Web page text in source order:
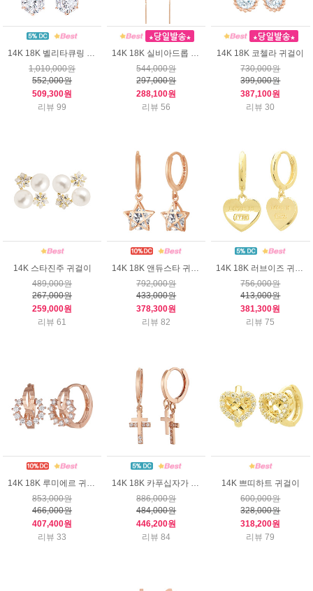
14K 18K 벨리타큐링 귀걸이
1,010,000원
552,000원
509,300원
리뷰 99
14K 18K 실비아드롭 귀걸이
544,000원
297,000원
288,100원
리뷰 56
14K 18K 코첼라 귀걸이
730,000원
399,000원
387,100원
리뷰 30
14K 스타진주 귀걸이
489,000원
267,000원
259,000원
리뷰 61
14K 18K 앤듀스타 귀걸이
792,000원
433,000원
378,300원
리뷰 82
14K 18K 러브이즈 귀걸이
756,000원
413,000원
381,300원
리뷰 75
14K 18K 루미에르 귀걸이
853,000원
466,000원
407,400원
리뷰 33
14K 18K 카푸십자가 귀걸이
886,000원
484,000원
446,200원
리뷰 84
14K 쁘띠하트 귀걸이
600,000원
328,000원
318,200원
리뷰 79